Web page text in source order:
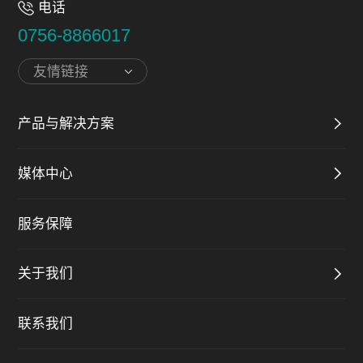
电话
0756-8866017
友情链接
产品与解决方案
媒体中心
服务保障
关于我们
联系我们